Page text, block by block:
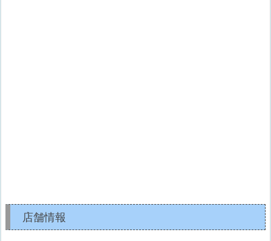
店舗情報